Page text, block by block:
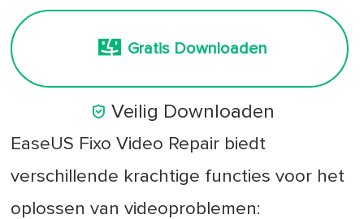
Gratis Downloaden
 Veilig Downloaden
EaseUS Fixo Video Repair biedt
verschillende krachtige functies voor het
oplossen van videoproblemen: